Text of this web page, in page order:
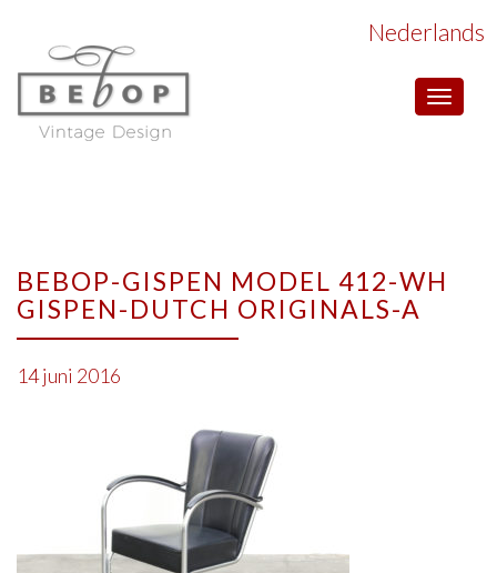
Toggle
Nederlands
BEBOP-GISPEN MODEL 412-WH
GISPEN-DUTCH ORIGINALS-A
14 juni 2016